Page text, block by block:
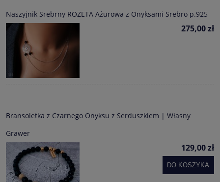
Naszyjnik Srebrny ROZETA Ażurowa z Onyksami Srebro p.925
275,00 zł
Bransoletka z Czarnego Onyksu z Serduszkiem | Własny
Grawer
129,00 zł
DO KOSZYKA